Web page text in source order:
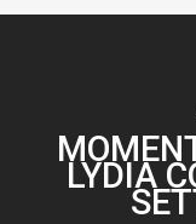
LYDIA